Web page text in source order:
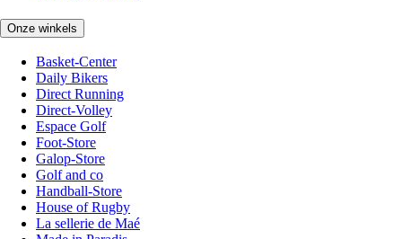
Onze winkels
Basket-Center
Daily Bikers
Direct Running
Direct-Volley
Espace Golf
Foot-Store
Galop-Store
Golf and co
Handball-Store
House of Rugby
La sellerie de Maé